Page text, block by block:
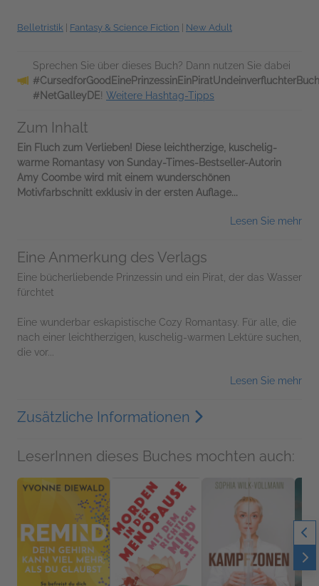
Belletristik | Fantasy & Science Fiction | New Adult
Sprechen Sie über dieses Buch? Dann nutzen Sie dabei
#NetGalleyDE! Weitere Hashtag-Tipps
Zum Inhalt
Ein Fluch zum Verlieben! Diese leichtherzige, kuschelig-
warme Romantasy von Sunday-Times-Bestseller-Autorin
Amy Coombe wird mit einem wunderschönen
Motivfarbschnitt exklusiv in der ersten Auflage...
Lesen Sie mehr
Eine Anmerkung des Verlags
Eine bücherliebende Prinzessin und ein Pirat, der das Wasser
fürchtet
Eine wunderbar eskapistische Cozy Romantasy. Für alle, die
nach einer leichtherzigen, kuschelig-warmen Lektüre suchen,
die vor...
Lesen Sie mehr
Zusätzliche Informationen
LeserInnen dieses Buches mochten auch: